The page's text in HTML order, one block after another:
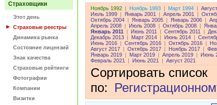
Страховщики
Этот день
Страховые реестры
Динамика рынка
Состояние лицензий
Знак качества
Страховые рейтинги
Фотографии
Компании
Визитки
Ноябрь 1992 Ноябрь 1993 Март 1994
Июль 1999
Январь 2001 Апрель 2001
Октябрь 2004
Январь 2005 Январь 2006
Апрель 2008
Июль 2008 Октябрь 2008
Январь 2011
Июнь 2011 Сентябрь 2011
Декабрь 2013
Март 2014 Июнь 2014
Июнь 2016
Сентябрь 2016 Октябрь 2016
Август 2017
Октябрь 2017 Ноябрь 2017
Январь 2019
Март 2019 Апрель 2019
Июнь
Февраль 2021
Июнь 2021 Август 2021
Сортировать список
по: